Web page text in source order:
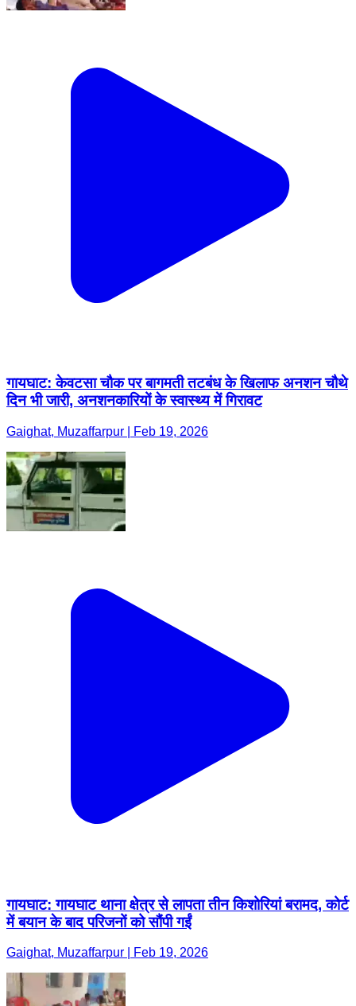
गायघाट: केवटसा चौक पर बागमती तटबंध के खिलाफ अनशन चौथे
दिन भी जारी, अनशनकारियों के स्वास्थ्य में गिरावट
Gaighat, Muzaffarpur | Feb 19, 2026
गायघाट: गायघाट थाना क्षेत्र से लापता तीन किशोरियां बरामद, कोर्ट
में बयान के बाद परिजनों को सौंपी गईं
Gaighat, Muzaffarpur | Feb 19, 2026